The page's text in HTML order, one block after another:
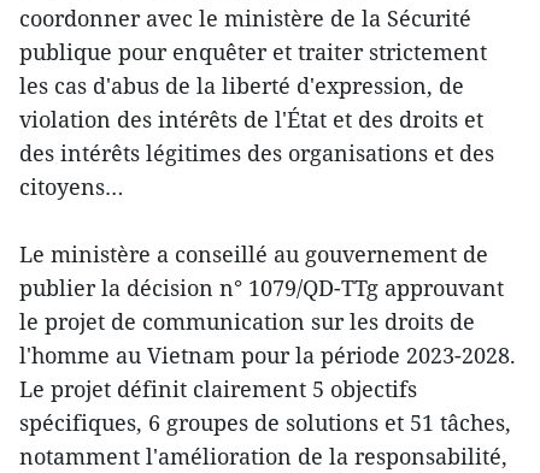
coordonner avec le ministère de la Sécurité
publique pour enquêter et traiter strictement
les cas d'abus de la liberté d'expression, de
violation des intérêts de l'État et des droits et
des intérêts légitimes des organisations et des
citoyens…
Le ministère a conseillé au gouvernement de
publier la décision n° 1079/QD-TTg approuvant
le projet de communication sur les droits de
l'homme au Vietnam pour la période 2023-2028.
Le projet définit clairement 5 objectifs
spécifiques, 6 groupes de solutions et 51 tâches,
notamment l'amélioration de la responsabilité,